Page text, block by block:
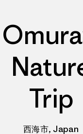
Trip
西海市, Japan